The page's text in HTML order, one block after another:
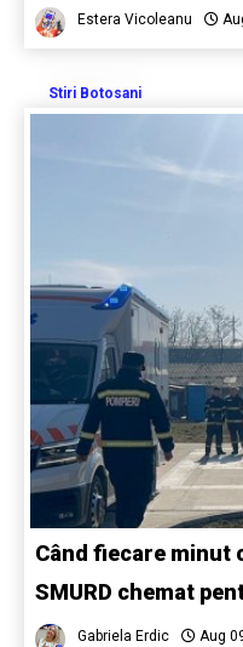
Estera Vicoleanu
Stiri Botosani
Când fiecare minut
SMURD chemat
Gabriela Erdic Aug